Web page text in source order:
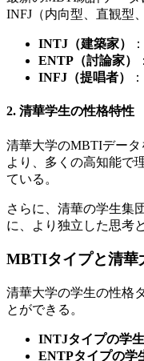
INFJ（内向型、直観型
INTJ（建築家）
ENTP（討論家）
INFJ（提唱者）
2. 清華学生の性格特性
清華大学のMBTIデー
より、多くの高知能で
ている。
さらに、清華の学生集
に、より独立した思考
MBTIタイプと清華
清華大学の学生の性格
とができる。
INTJタイプの学生
ENTPタイプの学